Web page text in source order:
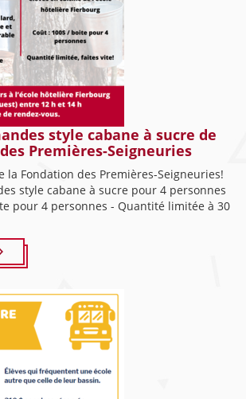
style cabane à sucre de
Premières-Seigneuries
la Fondation des Premières-Seigneuries!
style cabane à sucre pour 4 personnes
pour 4 personnes - Quantité limitée à 30